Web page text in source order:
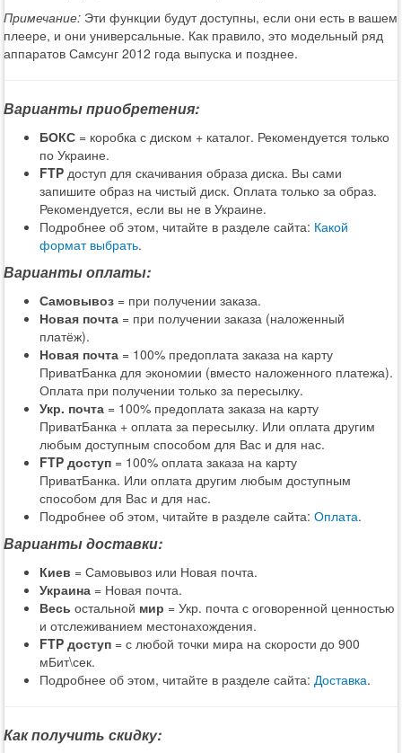
Примечание: Эти функции будут доступны, если они есть в вашем
плеере, и они универсальные. Как правило, это модельный ряд
аппаратов Самсунг 2012 года выпуска и позднее.
Варианты приобретения:
БОКС = коробка с диском + каталог. Рекомендуется только
по Украине.
FTP доступ для скачивания образа диска. Вы сами
запишите образ на чистый диск. Оплата только за образ.
Рекомендуется, если вы не в Украине.
Подробнее об этом, читайте в разделе сайта: Какой
формат выбрать.
Варианты оплаты:
Самовывоз = при получении заказа.
Новая почта = при получении заказа (наложенный
платёж).
Новая почта = 100% предоплата заказа на карту
ПриватБанка для экономии (вместо наложенного платежа).
Оплата при получении только за пересылку.
Укр. почта = 100% предоплата заказа на карту
ПриватБанка + оплата за пересылку. Или оплата другим
любым доступным способом для Вас и для нас.
FTP доступ = 100% оплата заказа на карту
ПриватБанка. Или оплата другим любым доступным
способом для Вас и для нас.
Подробнее об этом, читайте в разделе сайта: Оплата.
Варианты доставки:
Киев = Самовывоз или Новая почта.
Украина = Новая почта.
Весь остальной мир = Укр. почта с оговоренной ценностью
и отслеживанием местонахождения.
FTP доступ = с любой точки мира на скорости до 900
мБит\сек.
Подробнее об этом, читайте в разделе сайта: Доставка.
Как получить скидку: